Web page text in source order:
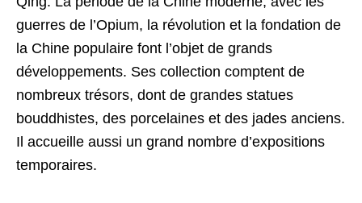
guerres de l’Opium, la révolution et la fondation de
la Chine populaire font l’objet de grands
développements. Ses collection comptent de
nombreux trésors, dont de grandes statues
bouddhistes, des porcelaines et des jades anciens.
Il accueille aussi un grand nombre d’expositions
temporaires.